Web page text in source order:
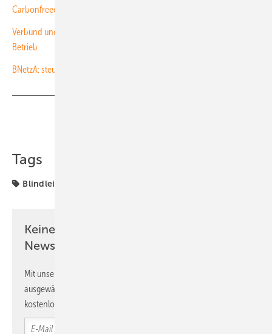
Carbonfreed stellt neue KI-Software Gridcert vor
Verbund und Kyon Energy nehmen Großspeicher in Nordbayern in
Betrieb
BNetzA: steuerbare Verbraucher besser fürs Stromnetz nutzen
Tags
Blindleistung
Keine Zeit? Kein Problem mit dem PV
Newsletter!
Mit unserem Newsletter erhalten Sie regelmäßig von uns
ausgewählte Informationen und Neuigkeiten, gebündelt und
kostenlos direkt ins Postfach.